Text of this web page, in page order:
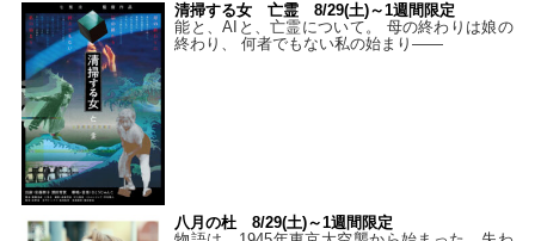
清掃する女 亡霊 8/29(土)～1週間限定
能と、AIと、亡霊について。 母の終わりは娘の
終わり、 何者でもない私の始まり――
八月の杜 8/29(土)～1週間限定